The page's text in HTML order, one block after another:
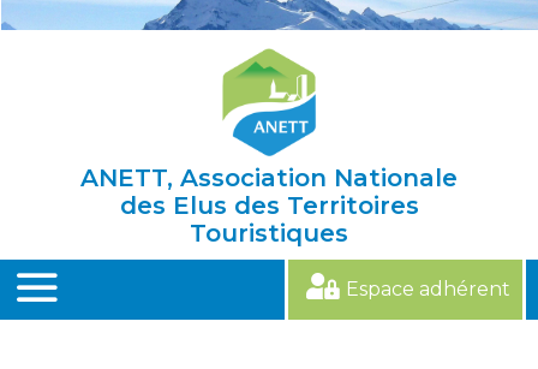
ANETT, Association Nationale
des Elus des Territoires
Touristiques
MENU
Espace adhérent